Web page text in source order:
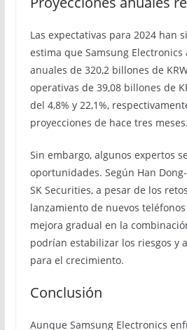
Las expectativas para 2024 han
estima que Samsung Electronics
anuales de 320,2 billones de
operativas de 39,08 billones de
del 4,8% y 22,1%,
proyecciones de hace tres meses.
Sin embargo, algunos expertos
oportunidades. Según Han
SK Securities, a pesar de los
lanzamiento de nuevos
mejora gradual en la
podrían estabilizar los riesgos y
para el crecimiento.
Conclusión
Aunque Samsung Electronics